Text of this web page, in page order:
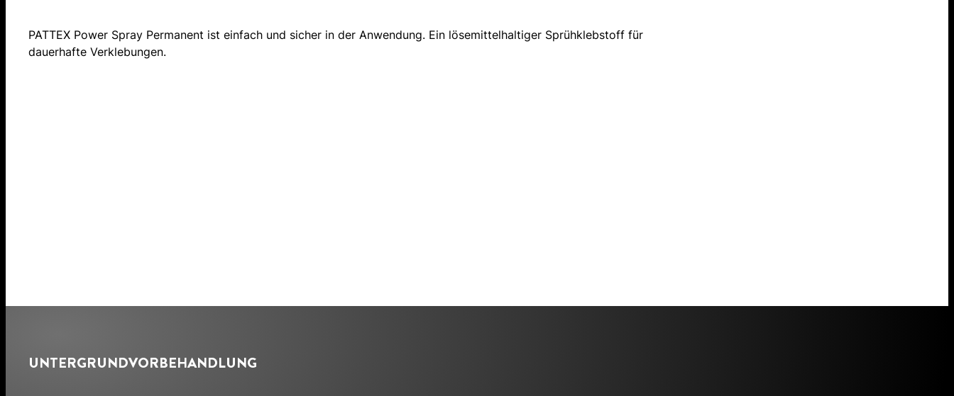
PATTEX Power Spray Permanent ist einfach und sicher in der Anwendung. Ein lösemittelhaltiger Sprühklebstoff für
dauerhafte Verklebungen.
UNTERGRUNDVORBEHANDLUNG